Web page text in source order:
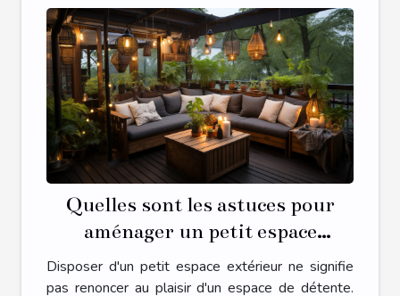
Quelles sont les astuces pour
aménager un petit espace
extérieur en une oasis de détente
?
Disposer d'un petit espace extérieur ne signifie
pas renoncer au plaisir d'un espace de détente.